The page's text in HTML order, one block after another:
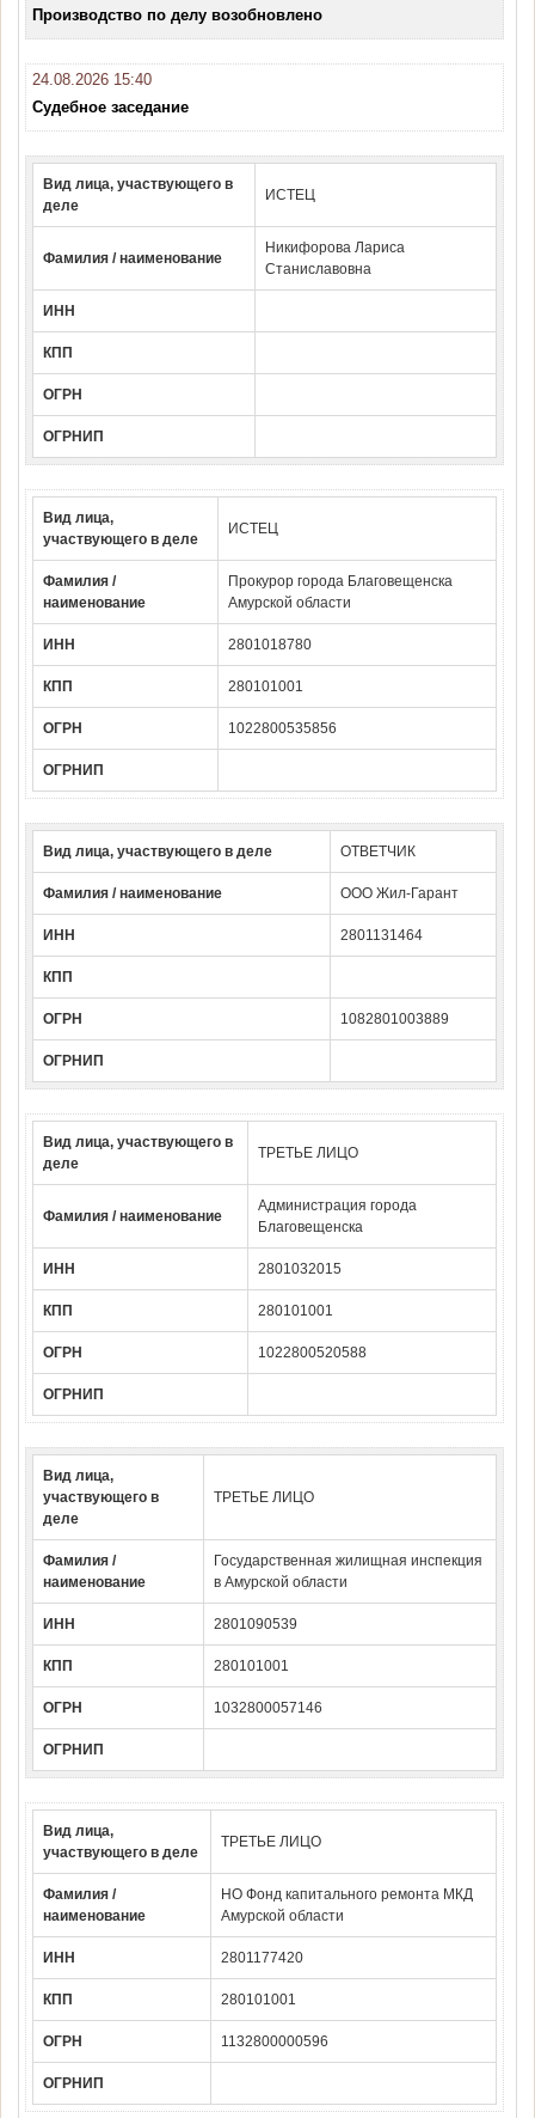
Производство по делу возобновлено
24.08.2026 15:40
Судебное заседание
Вид лица, участвующего в
деле
ИСТЕЦ
Фамилия / наименование
Никифорова Лариса
Станиславовна
ИНН
КПП
ОГРН
ОГРНИП
Вид лица,
участвующего в деле
ИСТЕЦ
Фамилия /
наименование
Прокурор города Благовещенска
Амурской области
ИНН 2801018780
КПП 280101001
ОГРН 1022800535856
ОГРНИП
Вид лица, участвующего в деле ОТВЕТЧИК
Фамилия / наименование ООО Жил-Гарант
ИНН 2801131464
КПП
ОГРН 1082801003889
ОГРНИП
Вид лица, участвующего в
деле
ТРЕТЬЕ ЛИЦО
Фамилия / наименование
Администрация города
Благовещенска
ИНН 2801032015
КПП 280101001
ОГРН 1022800520588
ОГРНИП
Вид лица,
участвующего в
деле
ТРЕТЬЕ ЛИЦО
Фамилия /
наименование
Государственная жилищная инспекция
в Амурской области
ИНН 2801090539
КПП 280101001
ОГРН 1032800057146
ОГРНИП
Вид лица,
участвующего в деле
ТРЕТЬЕ ЛИЦО
Фамилия /
наименование
НО Фонд капитального ремонта МКД
Амурской области
ИНН 2801177420
КПП 280101001
ОГРН 1132800000596
ОГРНИП